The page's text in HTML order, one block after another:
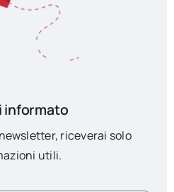
informato
riceverai solo
utili.